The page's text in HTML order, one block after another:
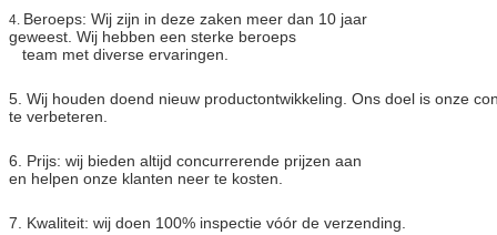
4. Beroeps: Wij zijn in deze zaken meer dan 10 jaar
geweest. Wij hebben een sterke beroeps
team met diverse ervaringen.
5. Wij houden doend nieuw productontwikkeling. Ons doel is onze
te verbeteren.
6. Prijs: wij bieden altijd concurrerende prijzen aan
en helpen onze klanten neer te kosten.
7. Kwaliteit: wij doen 100% inspectie vóór de verzending.